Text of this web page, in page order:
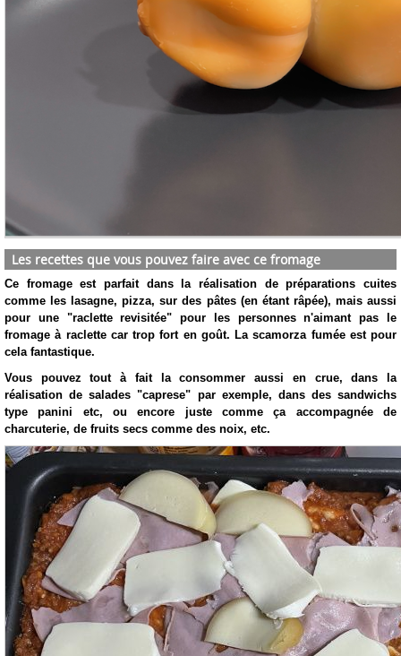
Les recettes que vous pouvez faire avec ce fromage
Ce fromage est parfait dans la réalisation de préparations cuites
comme les lasagne, pizza, sur des pâtes (en étant râpée), mais aussi
pour une "raclette revisitée" pour les personnes n'aimant pas le
fromage à raclette car trop fort en goût. La scamorza fumée est pour
cela fantastique.
Vous pouvez tout à fait la consommer aussi en crue, dans la
réalisation de salades "caprese" par exemple, dans des sandwichs
type panini etc, ou encore juste comme ça accompagnée de
charcuterie, de fruits secs comme des noix, etc.